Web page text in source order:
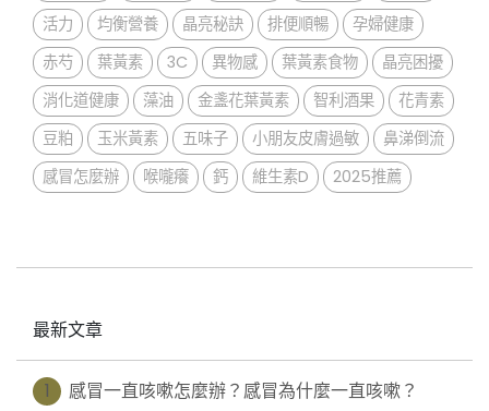
活力
均衡營養 晶亮秘訣 排便順暢
孕婦健康
赤芍
葉黃素 3C 異物感 葉黃素食物
晶亮困擾
消化道健康
藻油 金盞花葉黃素 智利酒果
花青素
豆粕
玉米黃素 五味子 小朋友皮膚過敏
鼻涕倒流
感冒怎麼辦
喉嚨癢 鈣 維生素D 2025推薦
最新文章
1
感冒一直咳嗽怎麼辦？感冒為什麼一直咳嗽？